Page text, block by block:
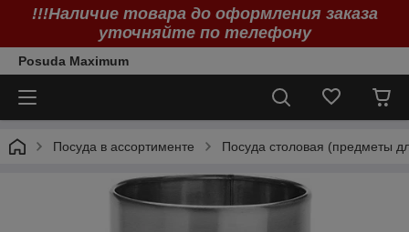
!!!Наличие товара до оформления заказа
уточняйте по телефону
Posuda Maximum
Посуда в ассортименте Посуда столовая (предметы